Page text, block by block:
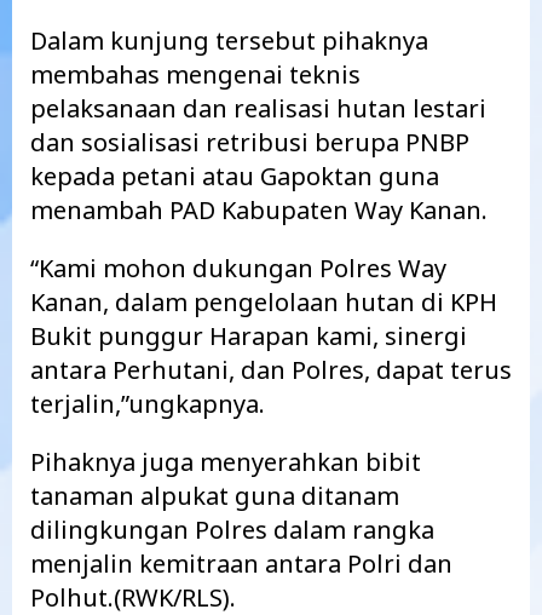
Dalam kunjung tersebut pihaknya
membahas mengenai teknis
pelaksanaan dan realisasi hutan lestari
dan sosialisasi retribusi berupa PNBP
kepada petani atau Gapoktan guna
menambah PAD Kabupaten Way Kanan.
“Kami mohon dukungan Polres Way
Kanan, dalam pengelolaan hutan di KPH
Bukit punggur Harapan kami, sinergi
antara Perhutani, dan Polres, dapat terus
terjalin,”ungkapnya.
Pihaknya juga menyerahkan bibit
tanaman alpukat guna ditanam
dilingkungan Polres dalam rangka
menjalin kemitraan antara Polri dan
Polhut.(RWK/RLS).